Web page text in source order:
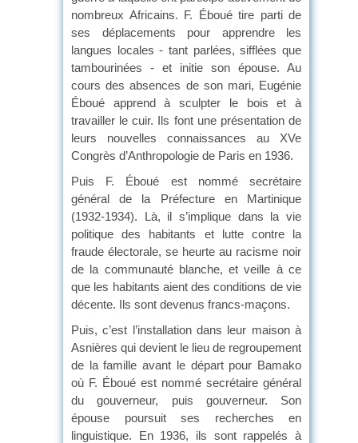
nombreux Africains. F. Éboué tire parti de
ses déplacements pour apprendre les
langues locales - tant parlées, sifflées que
tambourinées - et initie son épouse. Au
cours des absences de son mari, Eugénie
Éboué apprend à sculpter le bois et à
travailler le cuir. Ils font une présentation de
leurs nouvelles connaissances au XVe
Congrès d’Anthropologie de Paris en 1936.
Puis F. Éboué est nommé secrétaire
général de la Préfecture en Martinique
(1932-1934). Là, il s’implique dans la vie
politique des habitants et lutte contre la
fraude électorale, se heurte au racisme noir
de la communauté blanche, et veille à ce
que les habitants aient des conditions de vie
décente. Ils sont devenus francs-maçons.
Puis, c’est l’installation dans leur maison à
Asnières qui devient le lieu de regroupement
de la famille avant le départ pour Bamako
où F. Éboué est nommé secrétaire général
du gouverneur, puis gouverneur. Son
épouse poursuit ses recherches en
linguistique. En 1936, ils sont rappelés à